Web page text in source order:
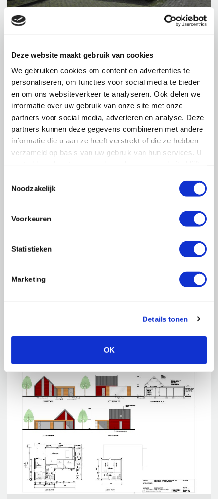
Deze website maakt gebruik van cookies
We gebruiken cookies om content en advertenties te
personaliseren, om functies voor social media te bieden
en om ons websiteverkeer te analyseren. Ook delen we
informatie over uw gebruik van onze site met onze
partners voor social media, adverteren en analyse. Deze
partners kunnen deze gegevens combineren met andere
informatie die u aan ze heeft verstrekt of die ze hebben
verzameld op basis van uw gebruik van hun services. U
Noodzakelijk
Voorkeuren
Statistieken
Marketing
Details tonen
OK
Adres Museumlaan 17 te Overloon
Ontwerp Lois Advies
Onze rol
ontwerp, omgevingsvergunning
aanvraag, bouwkundig tekenwerk,
complete bouwbesluittoets
Jaar
ontwikkeling
2018-2019
plusminus 561m³
Gewijzigd:
Nieuwbouw vrijstaande ‘’nultrede’’ woning te Vierlingsbeek